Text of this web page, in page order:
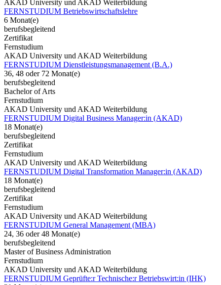
AKAD University und AKAD Weiterbildung
FERNSTUDIUM Betriebswirtschaftslehre
6 Monat(e)
berufsbegleitend
Zertifikat
Fernstudium
AKAD University und AKAD Weiterbildung
FERNSTUDIUM Dienstleistungsmanagement (B.A.)
36, 48 oder 72 Monat(e)
berufsbegleitend
Bachelor of Arts
Fernstudium
AKAD University und AKAD Weiterbildung
FERNSTUDIUM Digital Business Manager:in (AKAD)
18 Monat(e)
berufsbegleitend
Zertifikat
Fernstudium
AKAD University und AKAD Weiterbildung
FERNSTUDIUM Digital Transformation Manager:in (AKAD)
18 Monat(e)
berufsbegleitend
Zertifikat
Fernstudium
AKAD University und AKAD Weiterbildung
FERNSTUDIUM General Management (MBA)
24, 36 oder 48 Monat(e)
berufsbegleitend
Master of Business Administration
Fernstudium
AKAD University und AKAD Weiterbildung
FERNSTUDIUM Geprüfte:r Technische:r Betriebswirt:in (IHK)